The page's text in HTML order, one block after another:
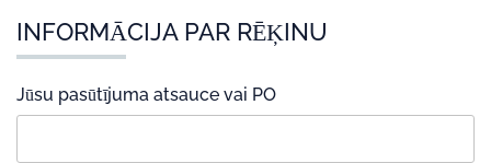
INFORMĀCIJA PAR RĒĶINU
Jūsu pasūtījuma atsauce vai PO